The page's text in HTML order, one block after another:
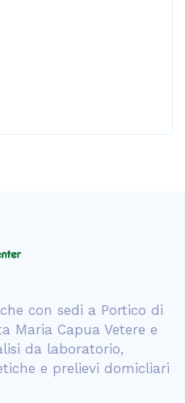
con sedi a Portico di
Maria Capua Vetere e
da laboratorio,
e prelievi domicliari